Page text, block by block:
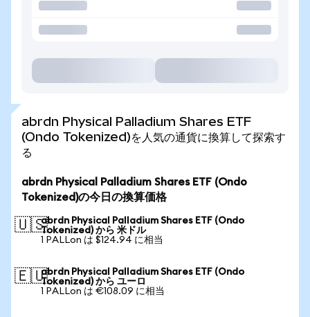
abrdn Physical Palladium Shares ETF
(Ondo Tokenized)を人気の通貨に換算して探索す
る
abrdn Physical Palladium Shares ETF (Ondo
Tokenized)の今日の換算価格
🇺🇸abrdn Physical Palladium Shares ETF (Ondo
Tokenized) から 米ドル
1 PALLon は $124.94 に相当
🇪🇺abrdn Physical Palladium Shares ETF (Ondo
Tokenized) から ユーロ
1 PALLon は €108.09 に相当